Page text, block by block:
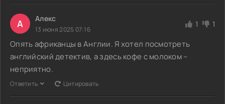
А Алекс
13 июня 2025 07:16
1 1
Опять африканцы в Англии. Я хотел посмотреть
английский детектив, а здесь кофе с молоком –
неприятно.
Ответить Цитировать